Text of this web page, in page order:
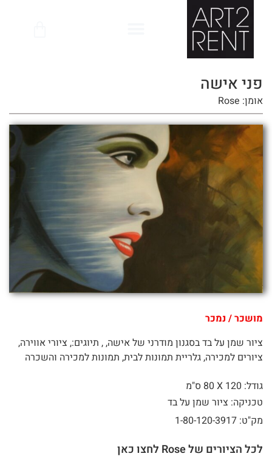
פני אישה
אומן: Rose
מושכר / נמכר
ציור שמן על בד בסגנון מודרני של אישה, , תיוגים:, ציורי אווירה,
ציורים למכירה, גלריית תמונות לבית, תמונות למכירה והשכרה
גודל: 120 X
80 ס"מ
טכניקה: ציור שמן על בד
מק"ט: 1-80-120-3917
לכל הציורים של Rose לחצו כאן